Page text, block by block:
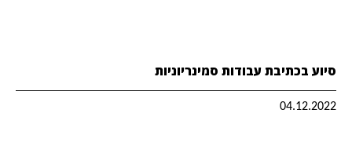
סיוע בכתיבת עבודות סמינריוניות
04.12.2022